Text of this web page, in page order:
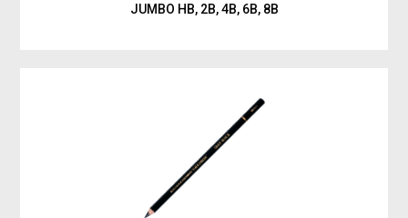
JUMBO HB, 2B, 4B, 6B, 8B